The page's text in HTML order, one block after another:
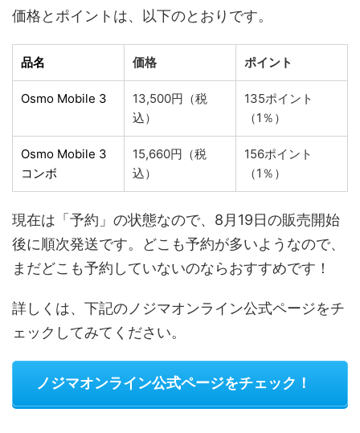
価格とポイントは、以下のとおりです。
品名 価格 ポイント
Osmo Mobile 3
13,500円（税
込）
135ポイント
（1％）
Osmo Mobile 3
コンボ
15,660円（税
込）
156ポイント
（1％）
現在は「予約」の状態なので、8月19日の販売開始
後に順次発送です。どこも予約が多いようなので、
まだどこも予約していないのならおすすめです！
詳しくは、下記のノジマオンライン公式ページをチ
ェックしてみてください。
ノジマオンライン公式ページをチェック！